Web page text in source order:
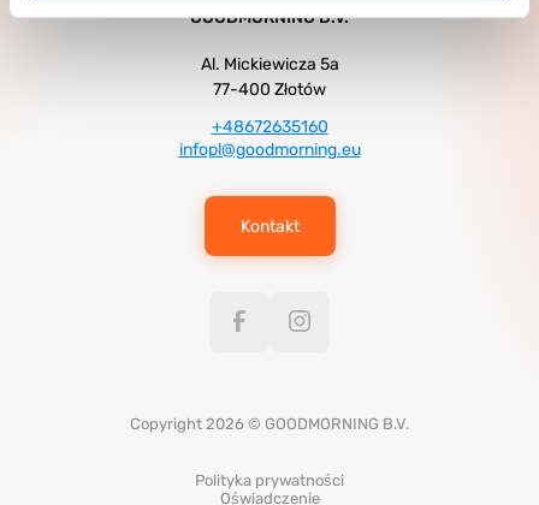
GOODMORNING B.V.
Al. Mickiewicza 5a
77-400 Złotów
+48672635160
infopl@goodmorning.eu
Kontakt
Copyright 2026 © GOODMORNING B.V.
Polityka prywatności
Oświadczenie